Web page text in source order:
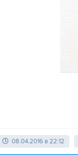
08.04.2016 в 22:12